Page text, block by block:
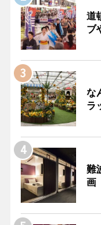
道
ブ
な
ラ
難
画